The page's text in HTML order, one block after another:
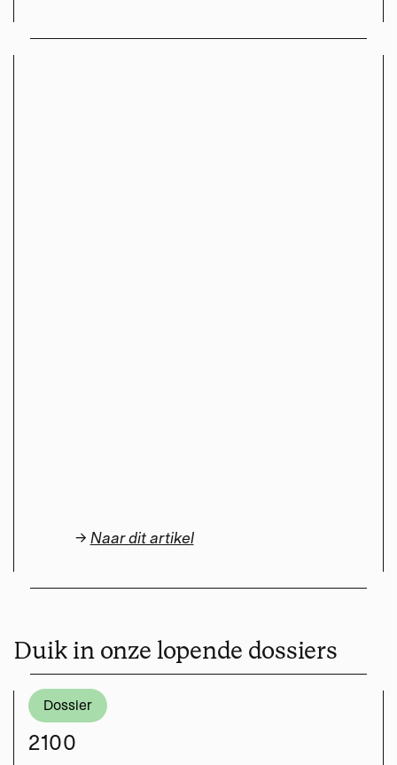
→ Naar dit artikel
Duik in onze lopende dossiers
Dossier
2100